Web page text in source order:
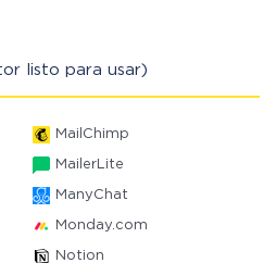
listo para usar)
MailChimp
MailerLite
ManyChat
Monday.com
Notion